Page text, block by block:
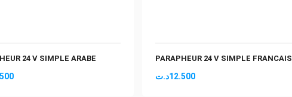
24 V SIMPLE ARABE PARAPHEUR 24 V SIMPLE FRANCAIS
12.500د.ت